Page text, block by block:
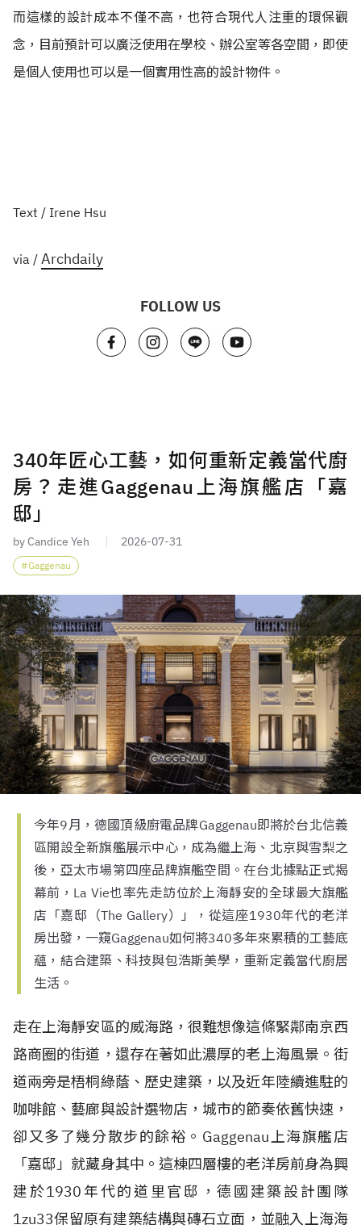
而這樣的設計成本不僅不高，也符合現代人注重的環保觀
念，目前預計可以廣泛使用在學校、辦公室等各空間，即使
是個人使用也可以是一個實用性高的設計物件。
Text / Irene Hsu
via / Archdaily
FOLLOW US
340年匠心工藝，如何重新定義當代廚
房？走進Gaggenau上海旗艦店「嘉
邸」
by Candice Yeh 2026-07-31
Gaggenau
今年9月，德國頂級廚電品牌Gaggenau即將於台北信義
區開設全新旗艦展示中心，成為繼上海、北京與雪梨之
後，亞太市場第四座品牌旗艦空間。在台北據點正式揭
幕前，La Vie也率先走訪位於上海靜安的全球最大旗艦
店「嘉邸（The Gallery）」，從這座1930年代的老洋
房出發，一窺Gaggenau如何將340多年來累積的工藝底
蘊，結合建築、科技與包浩斯美學，重新定義當代廚居
生活。
走在上海靜安區的威海路，很難想像這條緊鄰南京西
路商圈的街道，還存在著如此濃厚的老上海風景。街
道兩旁是梧桐綠蔭、歷史建築，以及近年陸續進駐的
咖啡館、藝廊與設計選物店，城市的節奏依舊快速，
卻又多了幾分散步的餘裕。Gaggenau上海旗艦店
「嘉邸」就藏身其中。這棟四層樓的老洋房前身為興
建於1930年代的道里官邸，德國建築設計團隊
1zu33保留原有建築結構與磚石立面，並融入上海海